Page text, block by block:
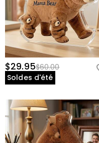
$29.95$60.00
Soldes d'été